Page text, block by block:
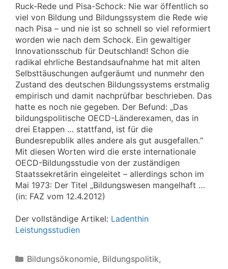
Ruck-Rede und Pisa-Schock: Nie war öffentlich so
viel von Bildung und Bildungssystem die Rede wie
nach Pisa – und nie ist so schnell so viel reformiert
worden wie nach dem Schock. Ein gewaltiger
Innovationsschub für Deutschland! Schon die
radikal ehrliche Bestandsaufnahme hat mit alten
Selbsttäuschungen aufgeräumt und nunmehr den
Zustand des deutschen Bildungssystems erstmalig
empirisch und damit nachprüfbar beschrieben. Das
hatte es noch nie gegeben. Der Befund: „Das
bildungspolitische OECD-Länderexamen, das in
drei Etappen … stattfand, ist für die
Bundesrepublik alles andere als gut ausgefallen.“
Mit diesen Worten wird die erste internationale
OECD-Bildungsstudie von der zuständigen
Staatssekretärin eingeleitet – allerdings schon im
Mai 1973: Der Titel „Bildungswesen mangelhaft …
(in: FAZ vom 12.4.2012)
Der vollständige Artikel: Ladenthin
Leistungsstudien
Kategorien
Bildungsökonomie, Bildungspolitik,